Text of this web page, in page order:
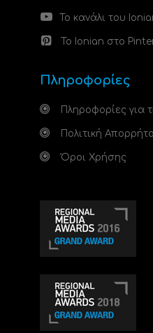
Το κανάλι του
Το Ionian στο
Πληροφορίες
Πληροφορίες για
Πολιτική
Όροι Χρήσης